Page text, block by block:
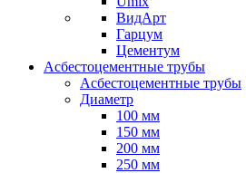
ВидАрт
Гарцум
Цементум
Асбестоцементные трубы
Асбестоцементные трубы
Диаметр
100 мм
150 мм
200 мм
250 мм